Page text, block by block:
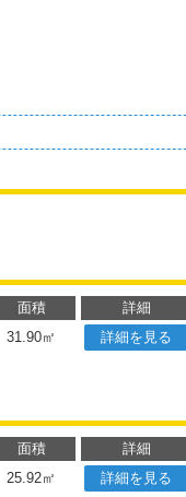
面積 詳細
31.90㎡ 詳細を見る
面積 詳細
25.92㎡ 詳細を見る